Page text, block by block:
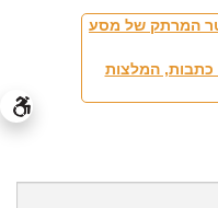
המרתק של מסע
כתבות, המלצות